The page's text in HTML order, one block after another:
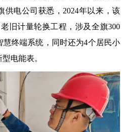
供电公司获悉， 2024年以来，该
旧计量轮换工程，涉及全旗300
终端系统，同时还为4个居民小
电能表。